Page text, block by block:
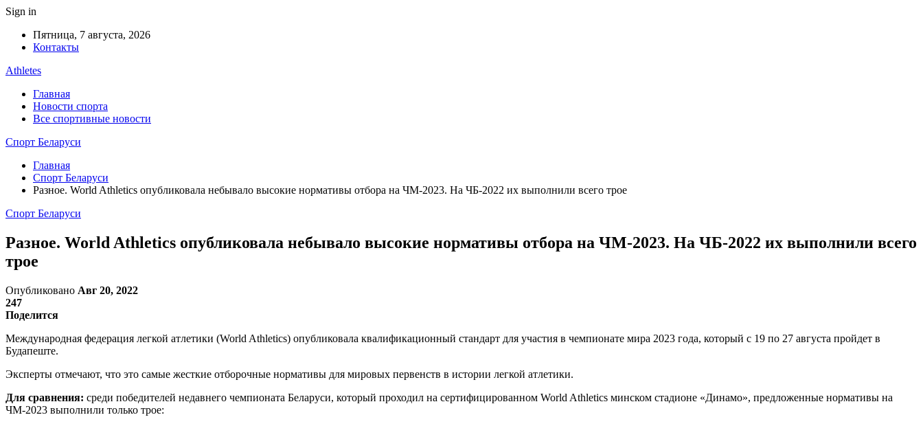
Sign in
Пятница, 7 августа, 2026
Контакты
Athletes
Главная
Новости спорта
Все спортивные новости
Спорт Беларуси
Главная
Спорт Беларуси
Разное. World Athletics опубликовала небывало высокие нормативы отбора на ЧМ-2023. На ЧБ-2022 их выполнили всего трое
Спорт Беларуси
Разное. World Athletics опубликовала небывало высокие нормативы отбора на ЧМ-2023. На ЧБ-2022 их выполнили всего
трое
Опубликовано Авг 20, 2022
247
Поделится
Международная федерация легкой атлетики (World Athletics) опубликовала квалификационный стандарт для участия в чемпионате мира 2023 года, который с 19 по 27 августа пройдет в
Будапеште.
Эксперты отмечают, что это самые жесткие отборочные нормативы для мировых первенств в истории легкой атлетики.
Для сравнения: среди победителей недавнего чемпионата Беларуси, который проходил на сертифицированном World Athletics минском стадионе «Динамо», предложенные нормативы на
ЧМ-2023 выполнили только трое: